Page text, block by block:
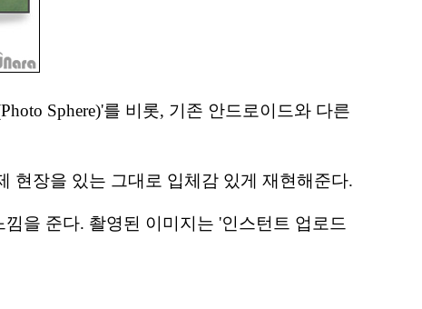
Sphere)'를 비롯, 기존 안드로이드와 다른
현장을 있는 그대로 입체감 있게 재현해준다.
을 준다. 촬영된 이미지는 '인스턴트 업로드